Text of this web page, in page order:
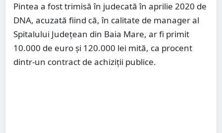
Pintea a fost trimisă în judecată în aprilie 2020 de
DNA, acuzată fiind că, în calitate de manager al
Spitalului Județean din Baia Mare, ar fi primit
10.000 de euro și 120.000 lei mită, ca procent
dintr-un contract de achiziții publice.